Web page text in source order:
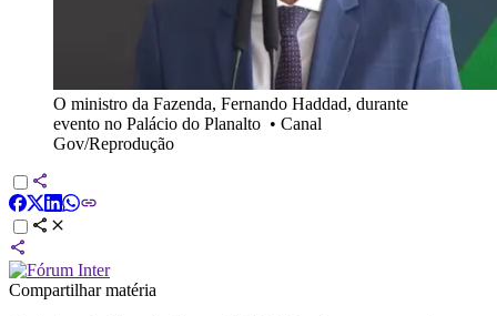
O ministro da Fazenda, Fernando Haddad, durante
evento no Palácio do Planalto • Canal
Gov/Reprodução
Compartilhar matéria